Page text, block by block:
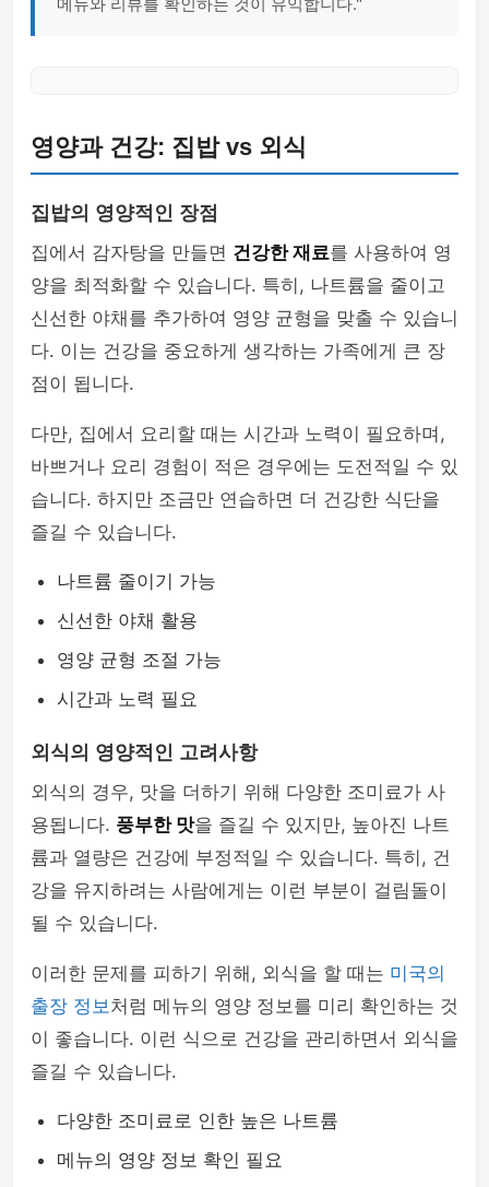
영양과 건강: 집밥 vs 외식
집밥의 영양적인 장점
집에서 감자탕을 만들면 건강한 재료를 사용하여 영
양을 최적화할 수 있습니다. 특히, 나트륨을 줄이고
신선한 야채를 추가하여 영양 균형을 맞출 수 있습니
다. 이는 건강을 중요하게 생각하는 가족에게 큰 장
점이 됩니다.
다만, 집에서 요리할 때는 시간과 노력이 필요하며,
바쁘거나 요리 경험이 적은 경우에는 도전적일 수 있
습니다. 하지만 조금만 연습하면 더 건강한 식단을
즐길 수 있습니다.
나트륨 줄이기 가능
신선한 야채 활용
영양 균형 조절 가능
시간과 노력 필요
외식의 영양적인 고려사항
외식의 경우, 맛을 더하기 위해 다양한 조미료가 사
용됩니다. 풍부한 맛을 즐길 수 있지만, 높아진 나트
륨과 열량은 건강에 부정적일 수 있습니다. 특히, 건
강을 유지하려는 사람에게는 이런 부분이 걸림돌이
될 수 있습니다.
이러한 문제를 피하기 위해, 외식을 할 때는 미국의
출장 정보처럼 메뉴의 영양 정보를 미리 확인하는 것
이 좋습니다. 이런 식으로 건강을 관리하면서 외식을
즐길 수 있습니다.
다양한 조미료로 인한 높은 나트륨
메뉴의 영양 정보 확인 필요